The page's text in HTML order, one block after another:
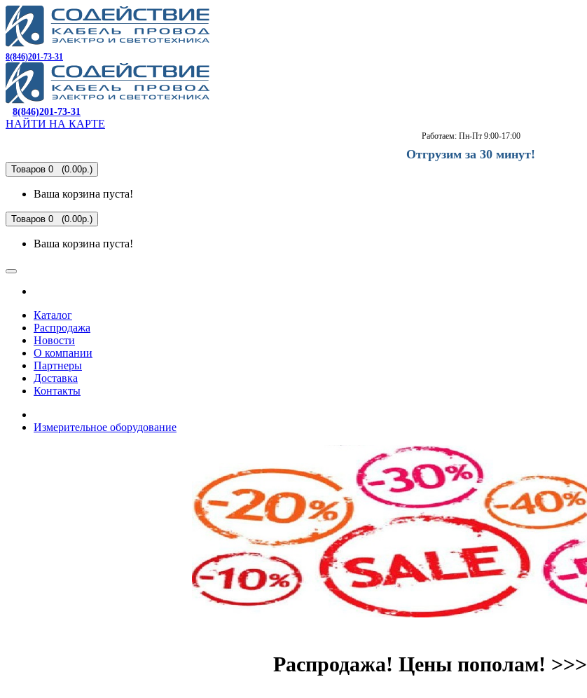
8(846)201-73-31
8(846)201-73-31
НАЙТИ НА КАРТЕ
Работаем: Пн-Пт 9:00-17:00
Отгрузим за 30 минут!
Товаров 0 (0.00р.)
Ваша корзина пуста!
Товаров 0 (0.00р.)
Ваша корзина пуста!
Каталог
Распродажа
Новости
О компании
Партнеры
Доставка
Контакты
Измерительное оборудование
Распродажа! Цены пополам! >>>